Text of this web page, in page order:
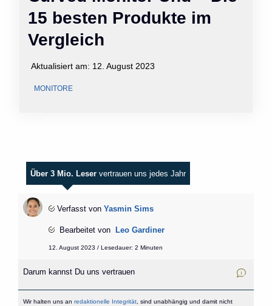
15 besten Produkte im
Vergleich
Aktualisiert am: 12. August 2023
MONITORE
Über 3 Mio. Leser vertrauen uns jedes Jahr
Verfasst von Yasmin Sims
Bearbeitet von Leo Gardiner
12. August 2023 / Lesedauer: 2 Minuten
Darum kannst Du uns vertrauen
Wir halten uns an redaktionelle Integrität, sind unabhängig und damit nicht